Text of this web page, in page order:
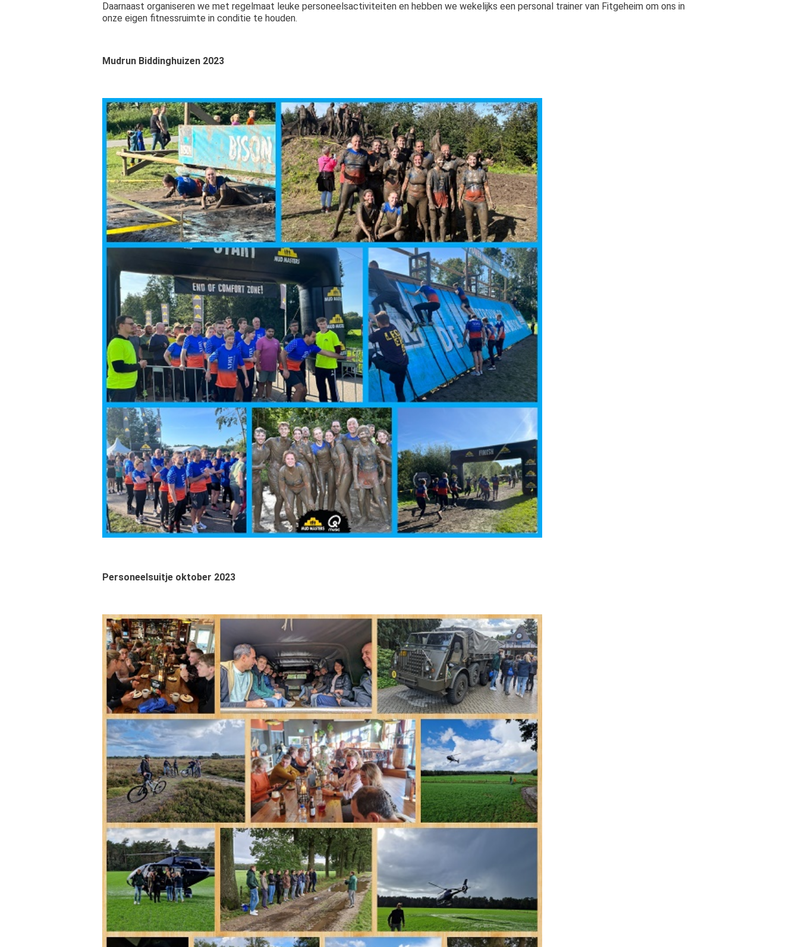
Daarnaast organiseren we met regelmaat leuke personeelsactiviteiten en hebben we wekelijks een personal trainer van Fitgeheim om ons in
onze eigen fitnessruimte in conditie te houden.
Mudrun Biddinghuizen 2023
Personeelsuitje oktober 2023